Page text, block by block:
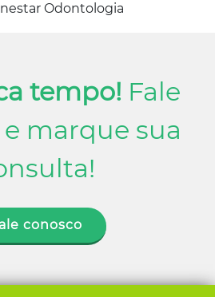
Odontologia
tempo! Fale
marque sua
conosco